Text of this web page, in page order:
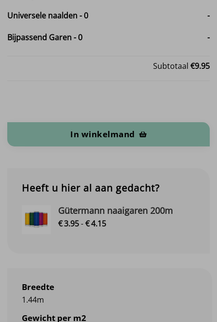
Universele naalden-0 -
Bijpassend Garen-0 -
Subtotaal €9.95
In winkelmand
Breedte
1.44m
Gewicht per m2
Heeft u hier al aan gedacht?
Gütermann naaigaren 200m
€3.95-€4.15Prijsklasse: